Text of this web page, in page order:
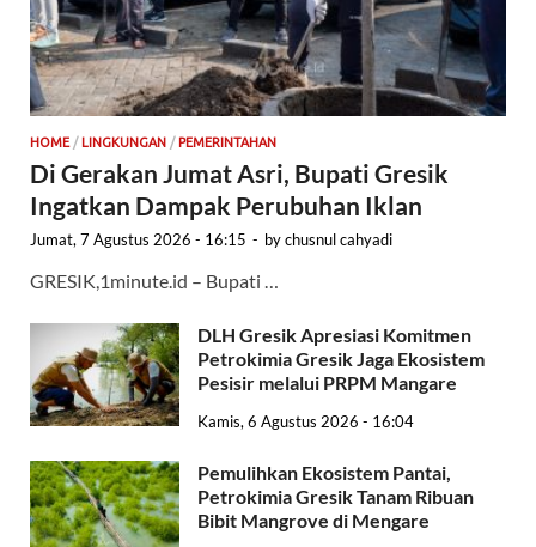
HOME / LINGKUNGAN / PEMERINTAHAN
Di Gerakan Jumat Asri, Bupati Gresik
Ingatkan Dampak Perubuhan Iklan
Jumat, 7 Agustus 2026 - 16:15 - bychusnul cahyadi
GRESIK,1minute.id – Bupati …
DLH Gresik Apresiasi Komitmen
Petrokimia Gresik Jaga Ekosistem
Pesisir melalui PRPM Mangare
Kamis, 6 Agustus 2026 - 16:04
Pemulihkan Ekosistem Pantai,
Petrokimia Gresik Tanam Ribuan
Bibit Mangrove di Mengare